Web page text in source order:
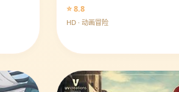
⭐ 8.8
HD · 动画冒险